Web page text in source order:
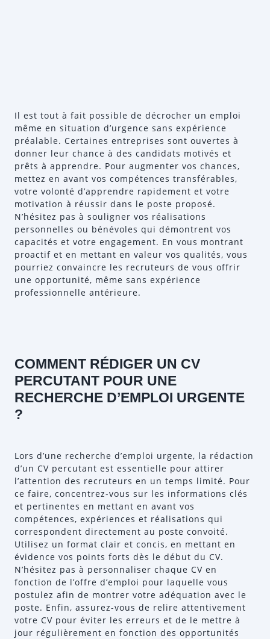
Il est tout à fait possible de décrocher un emploi
même en situation d’urgence sans expérience
préalable. Certaines entreprises sont ouvertes à
donner leur chance à des candidats motivés et
prêts à apprendre. Pour augmenter vos chances,
mettez en avant vos compétences transférables,
votre volonté d’apprendre rapidement et votre
motivation à réussir dans le poste proposé.
N’hésitez pas à souligner vos réalisations
personnelles ou bénévoles qui démontrent vos
capacités et votre engagement. En vous montrant
proactif et en mettant en valeur vos qualités, vous
pourriez convaincre les recruteurs de vous offrir
une opportunité, même sans expérience
professionnelle antérieure.
COMMENT RÉDIGER UN CV
PERCUTANT POUR UNE
RECHERCHE D’EMPLOI URGENTE
?
Lors d’une recherche d’emploi urgente, la rédaction
d’un CV percutant est essentielle pour attirer
l’attention des recruteurs en un temps limité. Pour
ce faire, concentrez-vous sur les informations clés
et pertinentes en mettant en avant vos
compétences, expériences et réalisations qui
correspondent directement au poste convoité.
Utilisez un format clair et concis, en mettant en
évidence vos points forts dès le début du CV.
N’hésitez pas à personnaliser chaque CV en
fonction de l’offre d’emploi pour laquelle vous
postulez afin de montrer votre adéquation avec le
poste. Enfin, assurez-vous de relire attentivement
votre CV pour éviter les erreurs et de le mettre à
jour régulièrement en fonction des opportunités